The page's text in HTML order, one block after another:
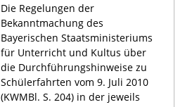
Die Regelungen der
Bekanntmachung des
Bayerischen Staatsministeriums
für Unterricht und Kultus über
die Durchführungshinweise zu
Schülerfahrten vom 9. Juli 2010
(KWMBl. S. 204) in der jeweils